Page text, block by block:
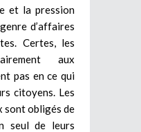
et la pression
d’affaires
Certes, les
aux
pas en ce qui
citoyens. Les
sont obligés de
seul de leurs